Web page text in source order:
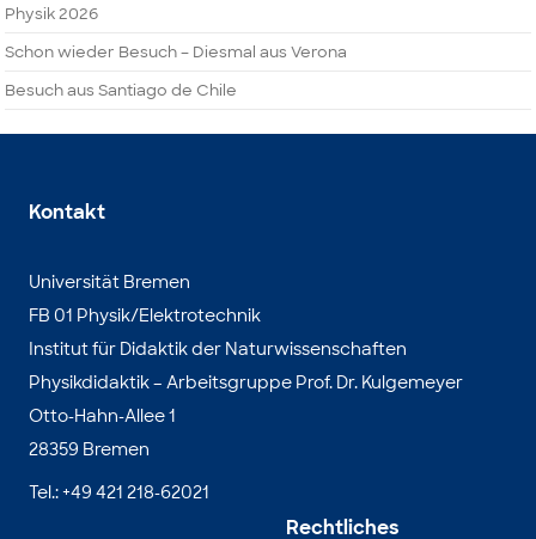
Physik 2026
Schon wieder Besuch – Diesmal aus Verona
Besuch aus Santiago de Chile
Kontakt
Universität Bremen
FB 01 Physik/Elektrotechnik
Institut für Didaktik der Naturwissenschaften
Physikdidaktik – Arbeitsgruppe Prof. Dr. Kulgemeyer
Otto-Hahn-Allee 1
28359 Bremen
Tel.: +49 421 218-62021
Rechtliches